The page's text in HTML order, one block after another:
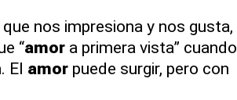
nos impresiona y nos gusta,
“amora primera vista” cuando
. El amorpuede surgir, pero con